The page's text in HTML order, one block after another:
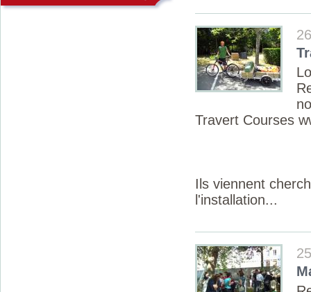
Travert Courses
Ils viennent
l'installation...